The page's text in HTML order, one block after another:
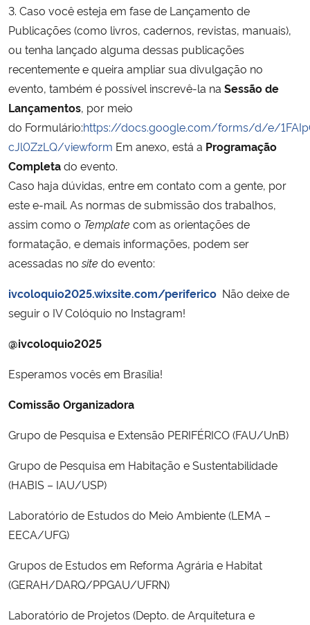
3. Caso você esteja em fase de Lançamento de
Publicações (como livros, cadernos, revistas, manuais),
ou tenha lançado alguma dessas publicações
recentemente e queira ampliar sua divulgação no
evento, também é possível inscrevê-la na Sessão de
Lançamentos, por meio
do Formulário:https://docs.google.com/forms/d/e/
cJl0ZzLQ/viewform Em anexo, está a Programação
Completado evento.
Caso haja dúvidas, entre em contato com a gente, por
este e-mail. As normas de submissão dos trabalhos,
assim como o Template com as orientações de
formatação, e demais informações, podem ser
acessadas nosite do evento:
ivcoloquio2025.wixsite.com/periferico Não deixe de
seguir o IV Colóquio no Instagram!
@ivcoloquio2025
Esperamos vocês em Brasília!
Comissão Organizadora
Grupo de Pesquisa e Extensão PERIFÉRICO (FAU/UnB)
Grupo de Pesquisa em Habitação e Sustentabilidade
(HABIS – IAU/USP)
Laboratório de Estudos do Meio Ambiente (LEMA –
EECA/UFG)
Grupos de Estudos em Reforma Agrária e Habitat
(GERAH/DARQ/PPGAU/UFRN)
Laboratório de Projetos (Depto. de Arquitetura e